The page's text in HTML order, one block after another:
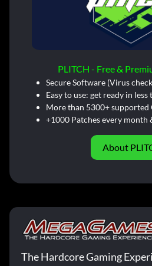
PLITCH - Free &
Secure Software (Virus
Easy to use: get ready in less
More than 5300+ supported
+1000 Patches every month
About
The Hardcore Gaming